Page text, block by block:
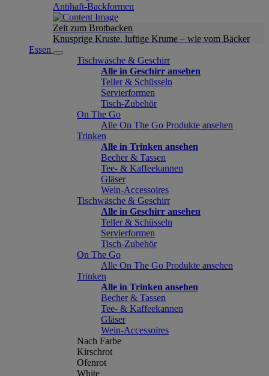
Antihaft-Backformen
Zeit zum Brotbacken
Knusprige Kruste, luftige Krume – wie vom Bäcker
Essen
Tischwäsche & Geschirr
Alle in Geschirr ansehen
Teller & Schüsseln
Servierformen
Tisch-Zubehör
On The Go
Alle On The Go Produkte ansehen
Trinken
Alle in Trinken ansehen
Becher & Tassen
Tee- & Kaffeekannen
Gläser
Wein-Accessoires
Tischwäsche & Geschirr
Alle in Geschirr ansehen
Teller & Schüsseln
Servierformen
Tisch-Zubehör
On The Go
Alle On The Go Produkte ansehen
Trinken
Alle in Trinken ansehen
Becher & Tassen
Tee- & Kaffeekannen
Gläser
Wein-Accessoires
Nach Farbe
Kirschrot
Ofenrot
White